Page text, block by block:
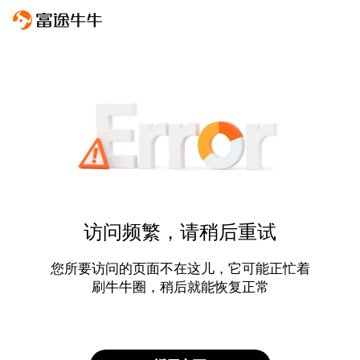
访问频繁，请稍后重试
您所要访问的页面不在这儿，它可能正忙着
刷牛牛圈，稍后就能恢复正常